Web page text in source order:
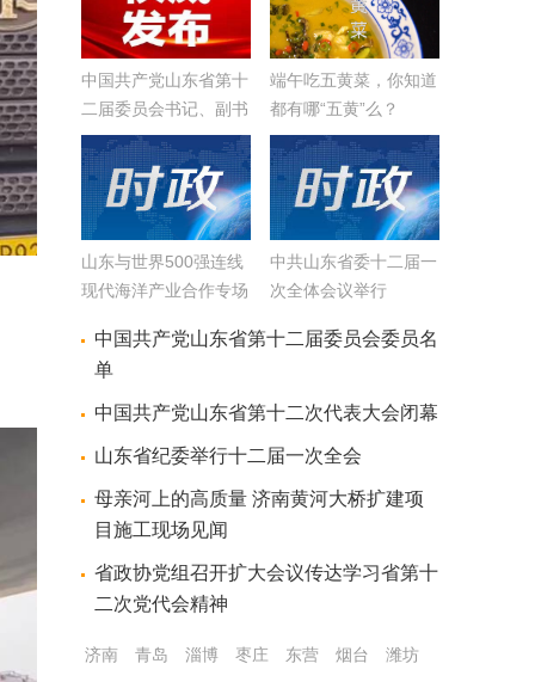
中国共产党山东省第十
二届委员会书记、副书
记、常委简介
端午吃五黄菜，你知道
都有哪“五黄”么？
山东与世界500强连线
现代海洋产业合作专场
翔致辞 陆治原出席
中共山东省委十二届一
次全体会议举行
中国共产党山东省第十二届委员会委员名
单
中国共产党山东省第十二次代表大会闭幕
山东省纪委举行十二届一次全会
母亲河上的高质量 济南黄河大桥扩建项
目施工现场见闻
省政协党组召开扩大会议传达学习省第十
二次党代会精神
济南 青岛 淄博 枣庄 东营 烟台
潍坊